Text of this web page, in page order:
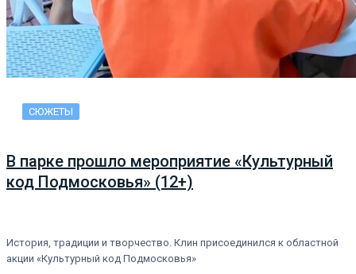
СЮЖЕТЫ
В парке прошло мероприятие «Культурный
код Подмосковья» (12+)
История, традиции и творчество. Клин присоединился к областной
акции «Культурный код Подмосковья»